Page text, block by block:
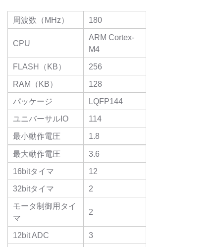
周波数（MHz） 180
CPU
ARM Cortex-
M4
FLASH（KB）
256
RAM（KB）
128
パッケージ
LQFP144
ユニバーサルIO
114
最小動作電圧
1.8
最大動作電圧
3.6
16bitタイマ
12
32bitタイマ
2
モータ制御用タイ
マ
2
12bit ADC
3